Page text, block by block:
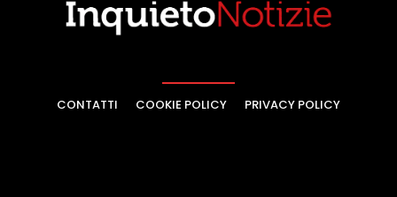
CONTATTI COOKIE POLICY PRIVACY POLICY